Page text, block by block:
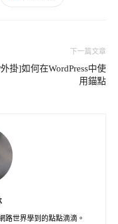
下一篇文章
掛]如何在WordPress中使
用錨點
路世界學到的點點滴滴。